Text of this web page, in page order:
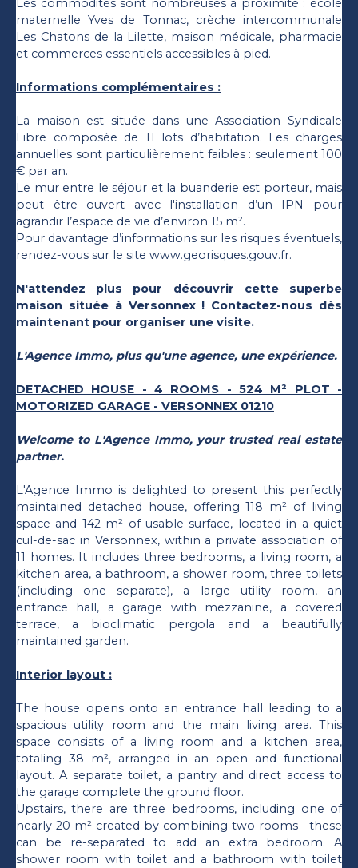
Les commodités sont nombreuses à proximité : école
maternelle Yves de Tonnac, crèche intercommunale
Les Chatons de la Lilette, maison médicale, pharmacie
et commerces essentiels accessibles à pied.
Informations complémentaires :
La maison est située dans une Association Syndicale
Libre composée de 11 lots d’habitation. Les charges
annuelles sont particulièrement faibles : seulement 100
€ par an.
Le mur entre le séjour et la buanderie est porteur, mais
peut être ouvert avec l'installation d’un IPN pour
agrandir l’espace de vie d’environ 15 m².
Pour davantage d’informations sur les risques éventuels,
rendez-vous sur le site www.georisques.gouv.fr.
N'attendez plus pour découvrir cette superbe
maison située à Versonnex ! Contactez-nous dès
maintenant pour organiser une visite.
L'Agence Immo, plus qu'une agence, une expérience.
DETACHED HOUSE - 4 ROOMS - 524 M² PLOT -
MOTORIZED GARAGE - VERSONNEX 01210
Welcome to L'Agence Immo, your trusted real estate
partner.
L'Agence Immo is delighted to present this perfectly
maintained detached house, offering 118 m² of living
space and 142 m² of usable surface, located in a quiet
cul-de-sac in Versonnex, within a private association of
11 homes. It includes three bedrooms, a living room, a
kitchen area, a bathroom, a shower room, three toilets
(including one separate), a large utility room, an
entrance hall, a garage with mezzanine, a covered
terrace, a bioclimatic pergola and a beautifully
maintained garden.
Interior layout :
The house opens onto an entrance hall leading to a
spacious utility room and the main living area. This
space consists of a living room and a kitchen area,
totaling 38 m², arranged in an open and functional
layout. A separate toilet, a pantry and direct access to
the garage complete the ground floor.
Upstairs, there are three bedrooms, including one of
nearly 20 m² created by combining two rooms—these
can be re-separated to add an extra bedroom. A
shower room with toilet and a bathroom with toilet